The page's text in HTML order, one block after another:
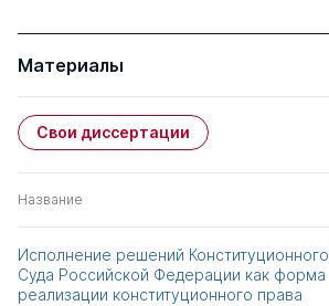
Материалы
Свои диссертации
Название
Исполнение решений Конституционного
Суда Российской Федерации как форма
реализации конституционного права